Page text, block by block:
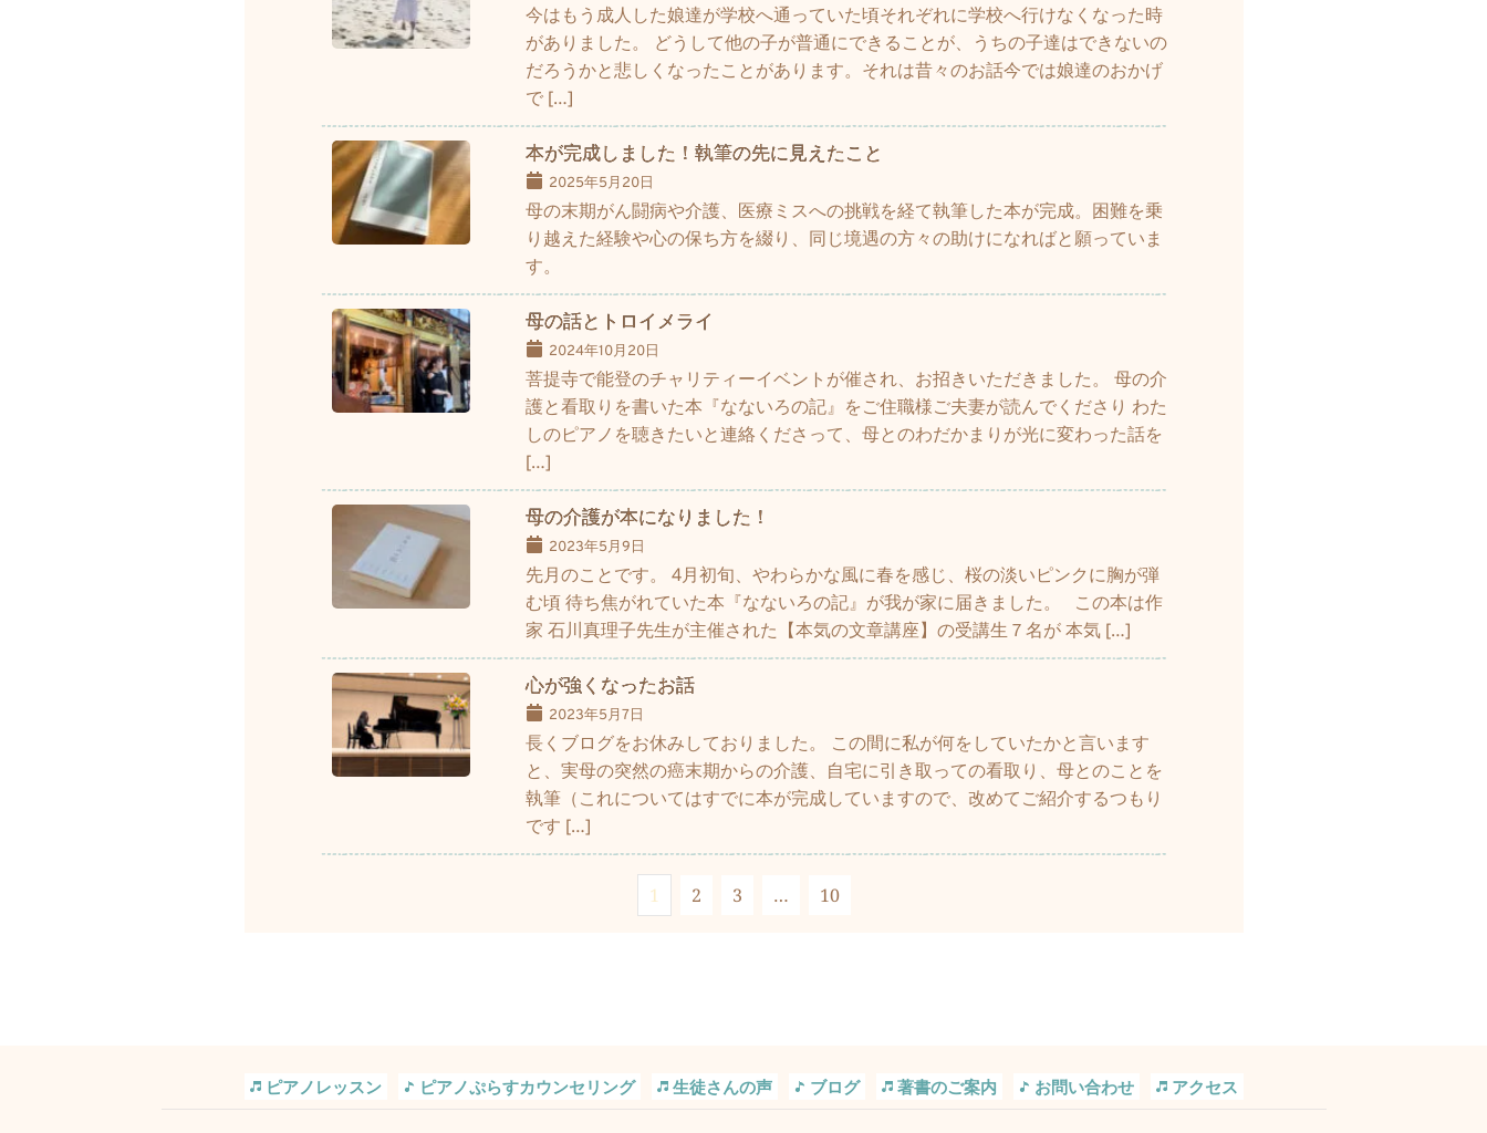
今はもう成人した娘達が学校へ通っていた頃それぞれに学校へ行けなくなった時
がありました。 どうして他の子が普通にできることが、うちの子達はできないの
だろうかと悲しくなったことがあります。それは昔々のお話今では娘達のおかげ
で […]
本が完成しました！執筆の先に見えたこと
2025年5月20日
母の末期がん闘病や介護、医療ミスへの挑戦を経て執筆した本が完成。困難を乗
り越えた経験や心の保ち方を綴り、同じ境遇の方々の助けになればと願っていま
す。
母の話とトロイメライ
2024年10月20日
菩提寺で能登のチャリティーイベントが催され、お招きいただきました。 母の介
護と看取りを書いた本『なないろの記』をご住職様ご夫妻が読んでくださり わた
しのピアノを聴きたいと連絡くださって、母とのわだかまりが光に変わった話を
[…]
母の介護が本になりました！
2023年5月9日
先月のことです。 4月初旬、やわらかな風に春を感じ、桜の淡いピンクに胸が弾
む頃 待ち焦がれていた本『なないろの記』が我が家に届きました。 この本は作
家 石川真理子先生が主催された【本気の文章講座】の受講生７名が 本気 […]
心が強くなったお話
2023年5月7日
長くブログをお休みしておりました。 この間に私が何をしていたかと言います
と、実母の突然の癌末期からの介護、自宅に引き取っての看取り、母とのことを
執筆（これについてはすでに本が完成していますので、改めてご紹介するつもり
です […]
1 2 3 … 10
ピアノレッスン ピアノぷらすカウンセリング 生徒さんの声 ブログ 著書のご案内 お問い合わせ アクセス